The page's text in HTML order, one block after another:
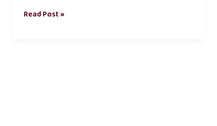
Read Post »